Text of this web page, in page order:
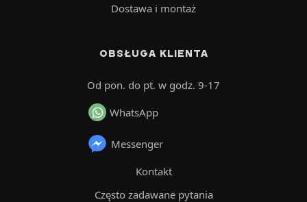
Dostawa i montaż
OBSŁUGA KLIENTA
Od pon. do pt. w godz. 9-17
WhatsApp
Messenger
Kontakt
Często zadawane pytania